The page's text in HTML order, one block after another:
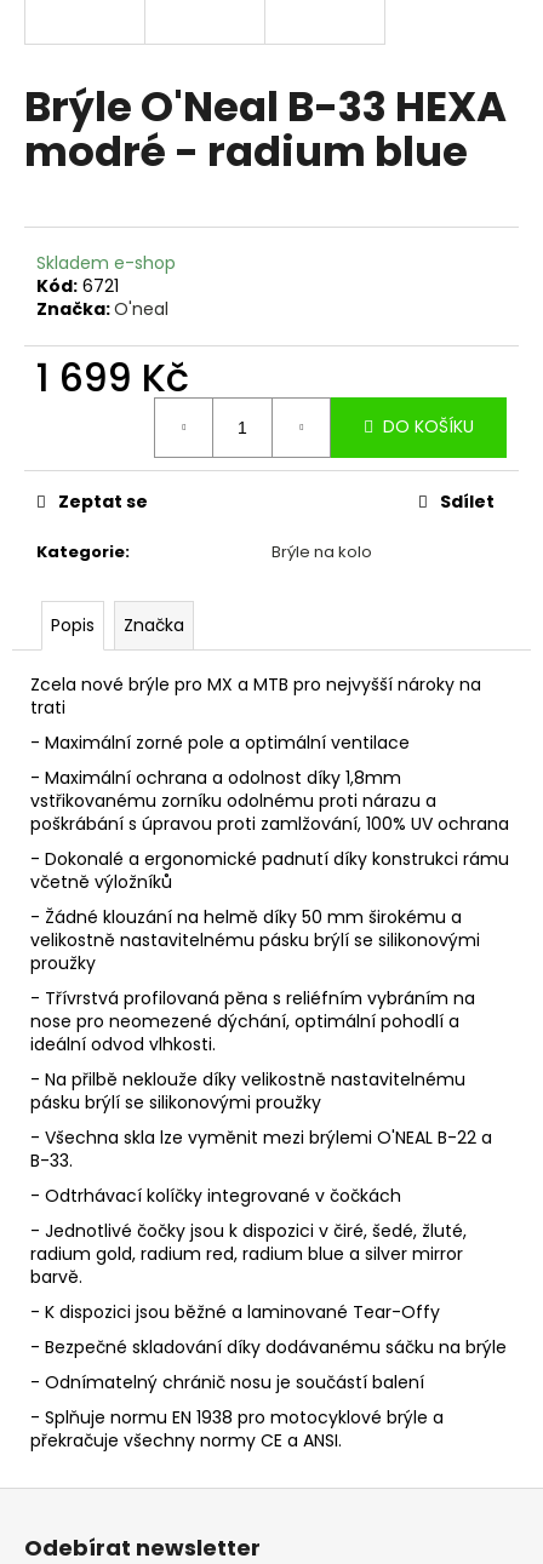
Brýle O'Neal B-33 HEXA
modré - radium blue
Skladem e-shop
Kód: 6721
Značka:O'neal
1 699 Kč
DO KOŠÍKU
Kategorie: Brýle na kolo
Zeptat se Sdílet
Popis Značka
Zcela nové brýle pro MX a MTB pro nejvyšší nároky na
trati
- Maximální zorné pole a optimální ventilace
- Maximální ochrana a odolnost díky 1,8mm
vstřikovanému zorníku odolnému proti nárazu a
poškrábání s úpravou proti zamlžování, 100% UV ochrana
- Dokonalé a ergonomické padnutí díky konstrukci rámu
včetně výložníků
- Žádné klouzání na helmě díky 50 mm širokému a
velikostně nastavitelnému pásku brýlí se silikonovými
proužky
- Třívrstvá profilovaná pěna s reliéfním vybráním na
nose pro neomezené dýchání, optimální pohodlí a
ideální odvod vlhkosti.
- Na přilbě neklouže díky velikostně nastavitelnému
pásku brýlí se silikonovými proužky
- Všechna skla lze vyměnit mezi brýlemi O'NEAL B-22 a
B-33.
- Odtrhávací kolíčky integrované v čočkách
- Jednotlivé čočky jsou k dispozici v čiré, šedé, žluté,
radium gold, radium red, radium blue a silver mirror
barvě.
- K dispozici jsou běžné a laminované Tear-Offy
- Bezpečné skladování díky dodávanému sáčku na brýle
- Odnímatelný chránič nosu je součástí balení
- Splňuje normu EN 1938 pro motocyklové brýle a
překračuje všechny normy CE a ANSI.
í
t
?
o
č
m
e
FIVE
TEN
HELLCAT
CORE
BLACK/RED/STOUT
WHITE
2
280
Kč
Původně:
3
899
Z
Odebírat newsletter